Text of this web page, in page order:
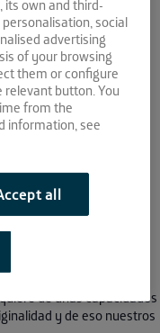
invitamos a seguir en
de unas capacidades
y de eso nuestros
its own and third-
social
advertising
of your browsing
them or configure
button. You
from the
information, see
all